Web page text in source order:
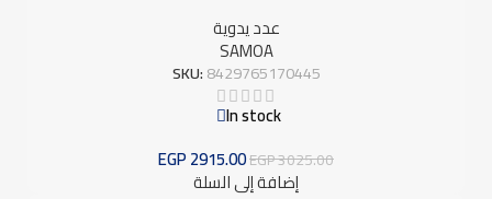
عدد يدوية
SAMOA
SKU:8429765170445
In stock
EGP3025.00
EGP2915.00
إضافة إلى السلة